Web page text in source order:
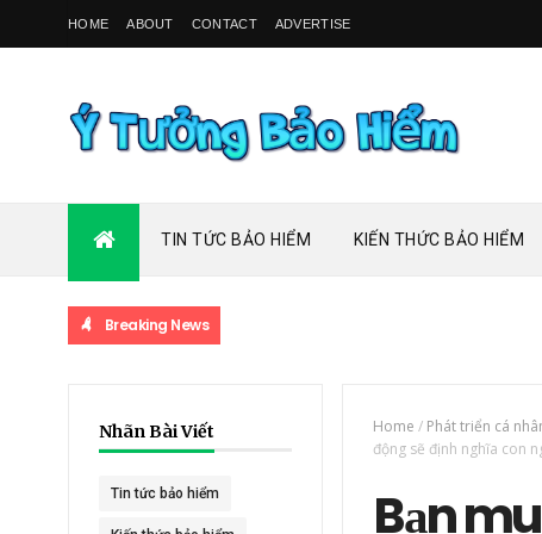
HOME ABOUT CONTACT ADVERTISE
TIN TỨC BẢO HIỂM KIẾN THỨC BẢO HIỂM
Breaking News
Nhãn Bài Viết
Tin tức bảo hiểm
Home / Phát triển cá
động sẽ định nghĩa con
Bạn